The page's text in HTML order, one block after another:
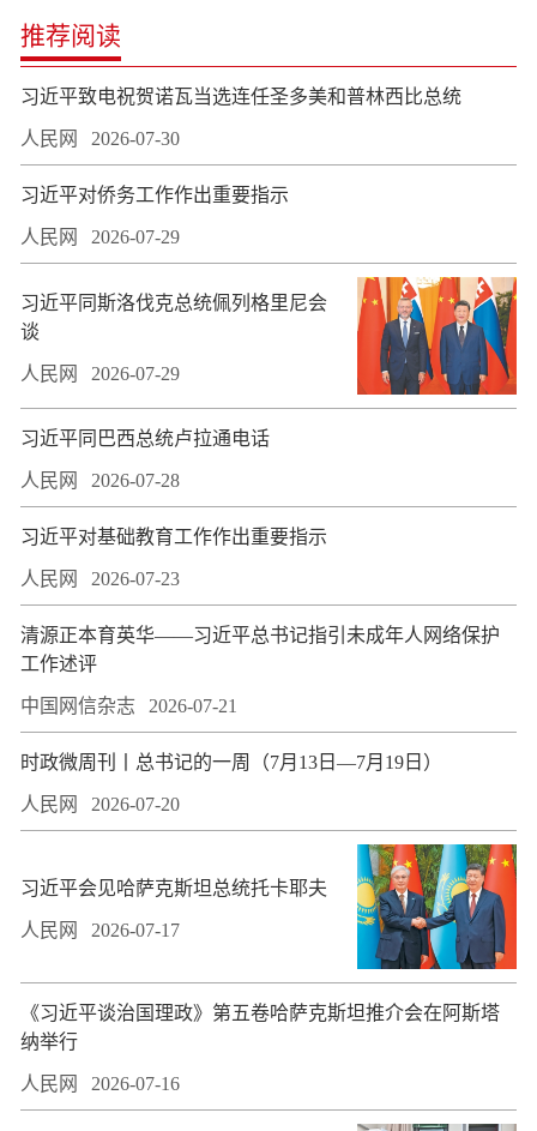
推荐阅读
习近平致电祝贺诺瓦当选连任圣多美和普林西比总统
人民网 2026-07-30
习近平对侨务工作作出重要指示
人民网 2026-07-29
习近平同斯洛伐克总统佩列格里尼会
谈
人民网 2026-07-29
习近平同巴西总统卢拉通电话
人民网 2026-07-28
习近平对基础教育工作作出重要指示
人民网 2026-07-23
​清源正本育英华——习近平总书记指引未成年人网络保护
工作述评
中国网信杂志 2026-07-21
时政微周刊丨总书记的一周（7月13日—7月19日）
人民网 2026-07-20
习近平会见哈萨克斯坦总统托卡耶夫
人民网 2026-07-17
​《习近平谈治国理政》第五卷哈萨克斯坦推介会在阿斯塔
纳举行
人民网 2026-07-16